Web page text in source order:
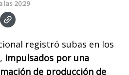
las 20:29
registró subas en los
impulsados ​​por una
de producción de